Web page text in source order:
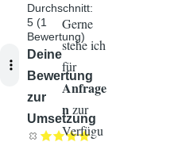
Durchschnitt:
5 (1
Bewertung)
Audiodatei
Deine
Bewertung
zur
Umsetzung
Gerne
stehe ich
für
Anfrage
n zur
Verfügu